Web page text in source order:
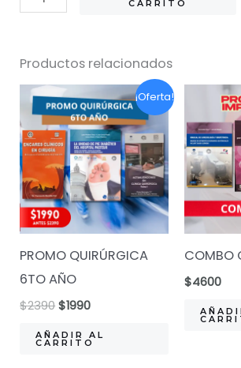
-
la
Prueba
Única
de
Residencias.
Coordinación:
Dra.
Verónica
Torres.
Fefmur.
cantidad
CARRITO
Productos relacionados
¡Oferta!
PROMO QUIRÚRGICA
6TO AÑO
$2390El
original
era:
$1990El
actual
es:
AÑADIR AL
CARRITO
COMBO
$4600